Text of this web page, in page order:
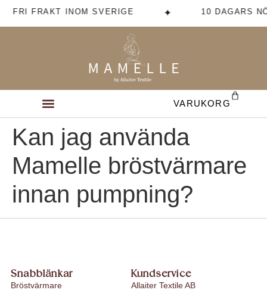
FRI FRAKT INOM SVERIGE ✦ 10 DAGARS
VARUKORG
Kan jag använda
Mamelle bröstvärmare
innan pumpning?
Snabblänkar
Bröstvärmare
Kundservice
Allaiter Textile AB